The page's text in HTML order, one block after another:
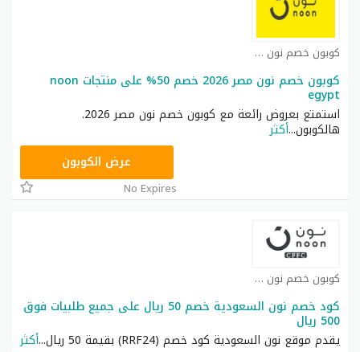
كوبون خصم نون مصر كوبون
كوبون خصم نون مصر 2026 خصم 50% على منتجات noon
egypt
استمتع بعروض رائعة مع كوبون خصم نون مصر 2026.
هالكوبون...أكثر
AA233عرض الكوبون
No Expires
كوبون خصم نون كوبون
كود خصم نون السعودية خصم 50 ريال على جميع طلبيات فوق
500 ريال
يقدم موقع نون السعودية كود خصم (RRF24) بقيمة 50 ريال
...أكثر